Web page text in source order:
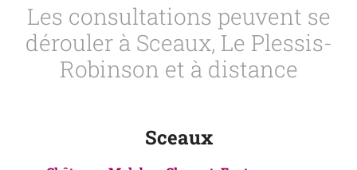
Les consultations peuvent se
dérouler à Sceaux, Le Plessis-
Robinson et à distance
Sceaux